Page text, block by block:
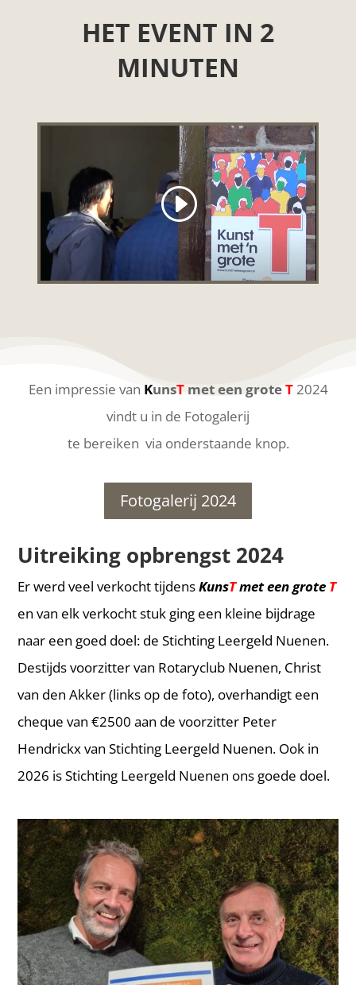
HET EVENT IN 2
MINUTEN
Een impressie van KunsTmet een groteT2024
vindt u in de Fotogalerij
te bereiken via onderstaande knop.
Fotogalerij 2024
Uitreiking opbrengst 2024
Er werd veel verkocht tijdensKunsTmet een grote T
en van elk verkocht stuk ging een kleine bijdrage
naar een goed doel: de Stichting Leergeld Nuenen.
Destijds voorzitter van Rotaryclub Nuenen, Christ
van den Akker (links op de foto), overhandigt een
cheque van €2500 aan de voorzitter Peter
Hendrickx van Stichting Leergeld Nuenen. Ook in
2026 is Stichting Leergeld Nuenen ons goede doel.